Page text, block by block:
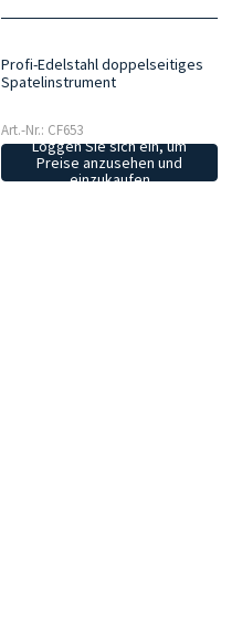
Profi-Edelstahl doppelseitiges
Spatelinstrument
Art.-Nr.: CF653
Loggen Sie sich ein, um
Preise anzusehen und
einzukaufen